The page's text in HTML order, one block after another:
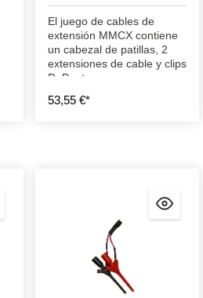
El juego de cables de
extensión MMCX contiene
un cabezal de patillas, 2
extensiones de cable y clips
DuPont.
53,55 €*